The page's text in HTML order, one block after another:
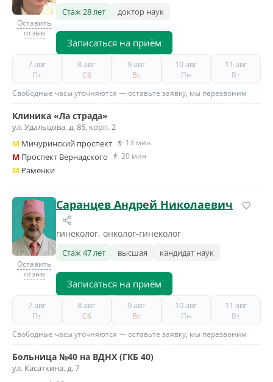
Оставить
отзыв
Стаж 28 лет доктор наук
Записаться на приём
7 авг
Пт
8 авг
Сб
9 авг
Вс
10 авг
Пн
11 авг
Вт
Свободные часы уточняются — оставьте заявку, мы перезвоним
Клиника «Ла страда»
ул. Удальцова, д. 85, корп. 2
M Мичуринский проспект 13 мин
M Проспект Вернадского 20 мин
M Раменки
Оставить
отзыв
Саранцев Андрей Николаевич
гинеколог, онколог-гинеколог
Стаж 47 лет высшая кандидат наук
Записаться на приём
7 авг
Пт
8 авг
Сб
9 авг
Вс
10 авг
Пн
11 авг
Вт
Свободные часы уточняются — оставьте заявку, мы перезвоним
Больница №40 на ВДНХ (ГКБ 40)
ул. Касаткина, д. 7